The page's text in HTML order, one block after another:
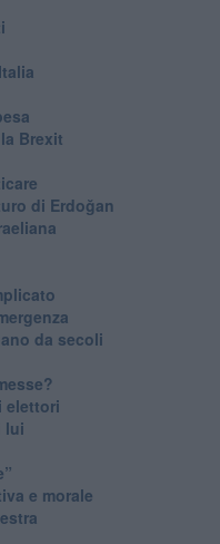
Brexit
di Erdoğan
da secoli
elettori
lui
e morale